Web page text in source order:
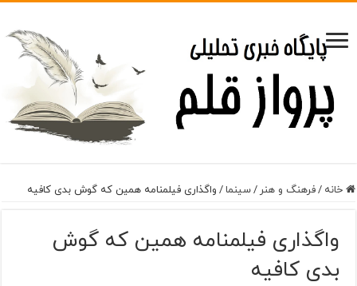
خانه /فرهنگ و هنر /سینما/ واگذاری فیلمنامه همین که گوش بدی کافیه
واگذاری فیلمنامه همین که گوش
بدی کافیه